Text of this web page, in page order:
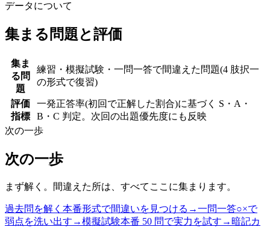
データについて
集まる問題と評価
集ま
る問
題
練習・模擬試験・一問一答で間違えた問題(4 肢択一
の形式で復習)
評価
指標
一発正答率(初回で正解した割合)に基づく S・A・
B・C 判定。次回の出題優先度にも反映
次の一歩
次の一歩
まず解く。間違えた所は、すべてここに集まります。
過去問を解く 本番形式で間違いを見つける →一問一答○×で
弱点を洗い出す →模擬試験本番 50 問で実力を試す → 暗記カ